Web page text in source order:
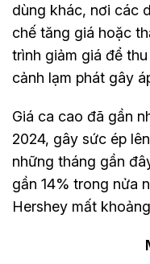
dùng khác, nơi các
chế tăng giá hoặc
trình giảm giá để
cảnh lạm phát gây
Giá ca cao đã gần
2024, gây sức ép
những tháng gần
gần 14% trong nửa
Hershey mất